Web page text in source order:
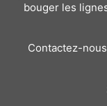
bouger les
Contactez-